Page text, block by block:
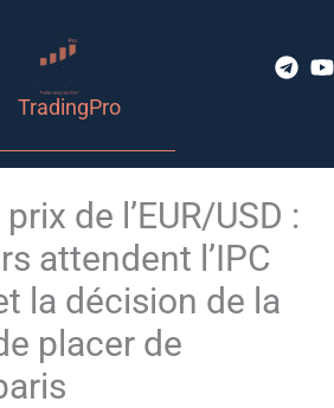
TradingPro
de l’EUR/USD :
attendent l’IPC
la décision de la
placer de